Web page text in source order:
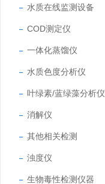
水质在线监测设备
COD测定仪
一体化蒸馏仪
水质色度分析仪
叶绿素/蓝绿藻分析仪
消解仪
其他相关检测
浊度仪
生物毒性检测仪器